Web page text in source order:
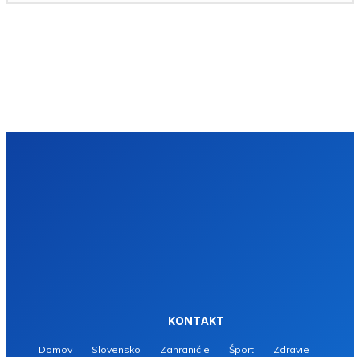
KONTAKT
Domov Slovensko Zahraničie Šport
Zdravie